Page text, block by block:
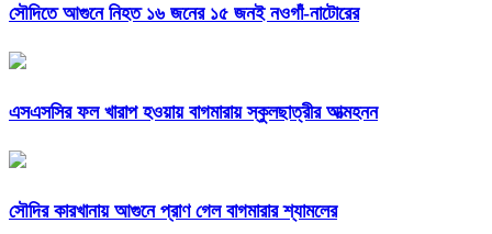
সৌদিতে আগুনে নিহত ১৬ জনের ১৫ জনই নওগাঁ-নাটোরের
এসএসসির ফল খারাপ হওয়ায় বাগমারায় স্কুলছাত্রীর আত্মহনন
সৌদির কারখানায় আগুনে প্রাণ গেল বাগমারার শ্যামলের